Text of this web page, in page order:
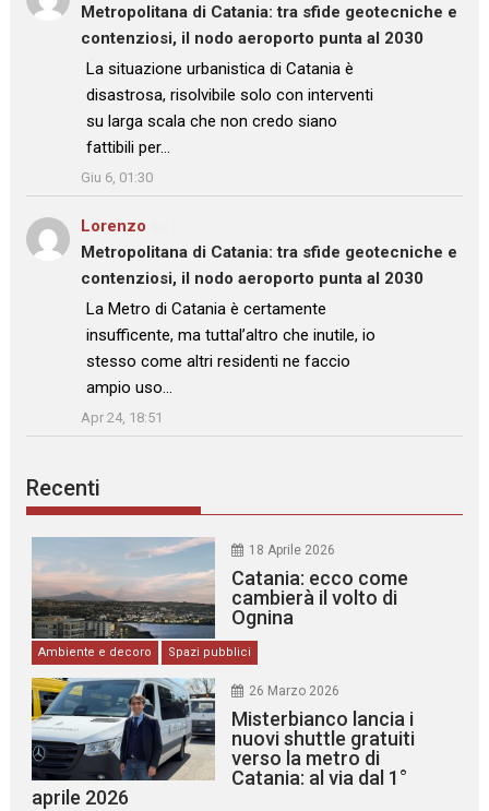
Metropolitana di Catania: tra sfide geotecniche e
contenziosi, il nodo aeroporto punta al 2030
: “La situazione urbanistica di Catania è
disastrosa, risolvibile solo con interventi
su larga scala che non credo siano
fattibili per…
”
Giu 6, 01:30
Lorenzo
Metropolitana di Catania: tra sfide geotecniche e
contenziosi, il nodo aeroporto punta al 2030
: “La Metro di Catania è certamente
insufficente, ma tuttal’altro che inutile, io
stesso come altri residenti ne faccio
ampio uso…
”
Apr 24, 18:51
Recenti
18 Aprile 2026
Catania: ecco come
cambierà il volto di
Ognina
Ambiente e decoro Spazi pubblici
26 Marzo 2026
Misterbianco lancia i
nuovi shuttle gratuiti
verso la metro di
Catania: al via dal 1°
aprile 2026